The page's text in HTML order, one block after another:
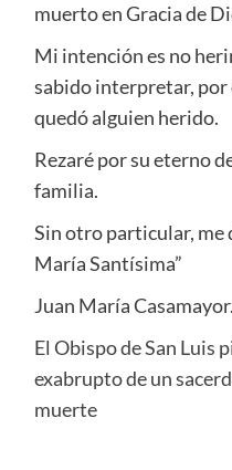
muerto en Gracia de
Mi intención es no
sabido interpretar, por
quedó alguien herido.
Rezaré por su eterno
familia.
Sin otro particular, me
María Santísima”
Juan María Casamayor.
El Obispo de San Luis
exabrupto de un
muerte